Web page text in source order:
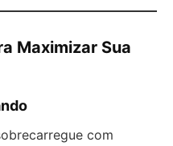
Maximizar Sua
com